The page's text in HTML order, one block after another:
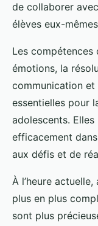
de collaborer
élèves eux-
Les compétences
émotions, la
communication et
essentielles pour
adolescents.
efficacement
aux défis et de
À l’heure
plus en plus
sont plus